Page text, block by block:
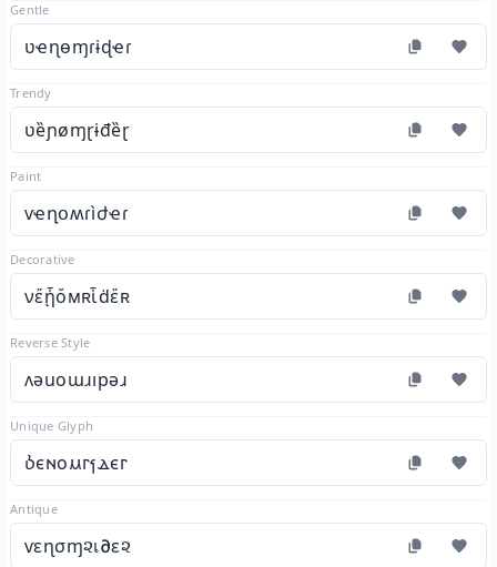
Gentle
ʋҽɳɵɱɾɨɖҽɾ
Trendy
ʋȅɲøɱɽɨđȅɽ
Paint
ѵҽղօʍɾìժҽɾ
Decorative
νἔᾗὄмʀἷḋἔʀ
Reverse Style
ʌǝuoɯɹıpǝɹ
Unique Glyph
ⳳⲉⲛⲟⲙⲅⳕⲇⲉⲅ
Antique
ѵεɳσɱ૨เ∂ε૨